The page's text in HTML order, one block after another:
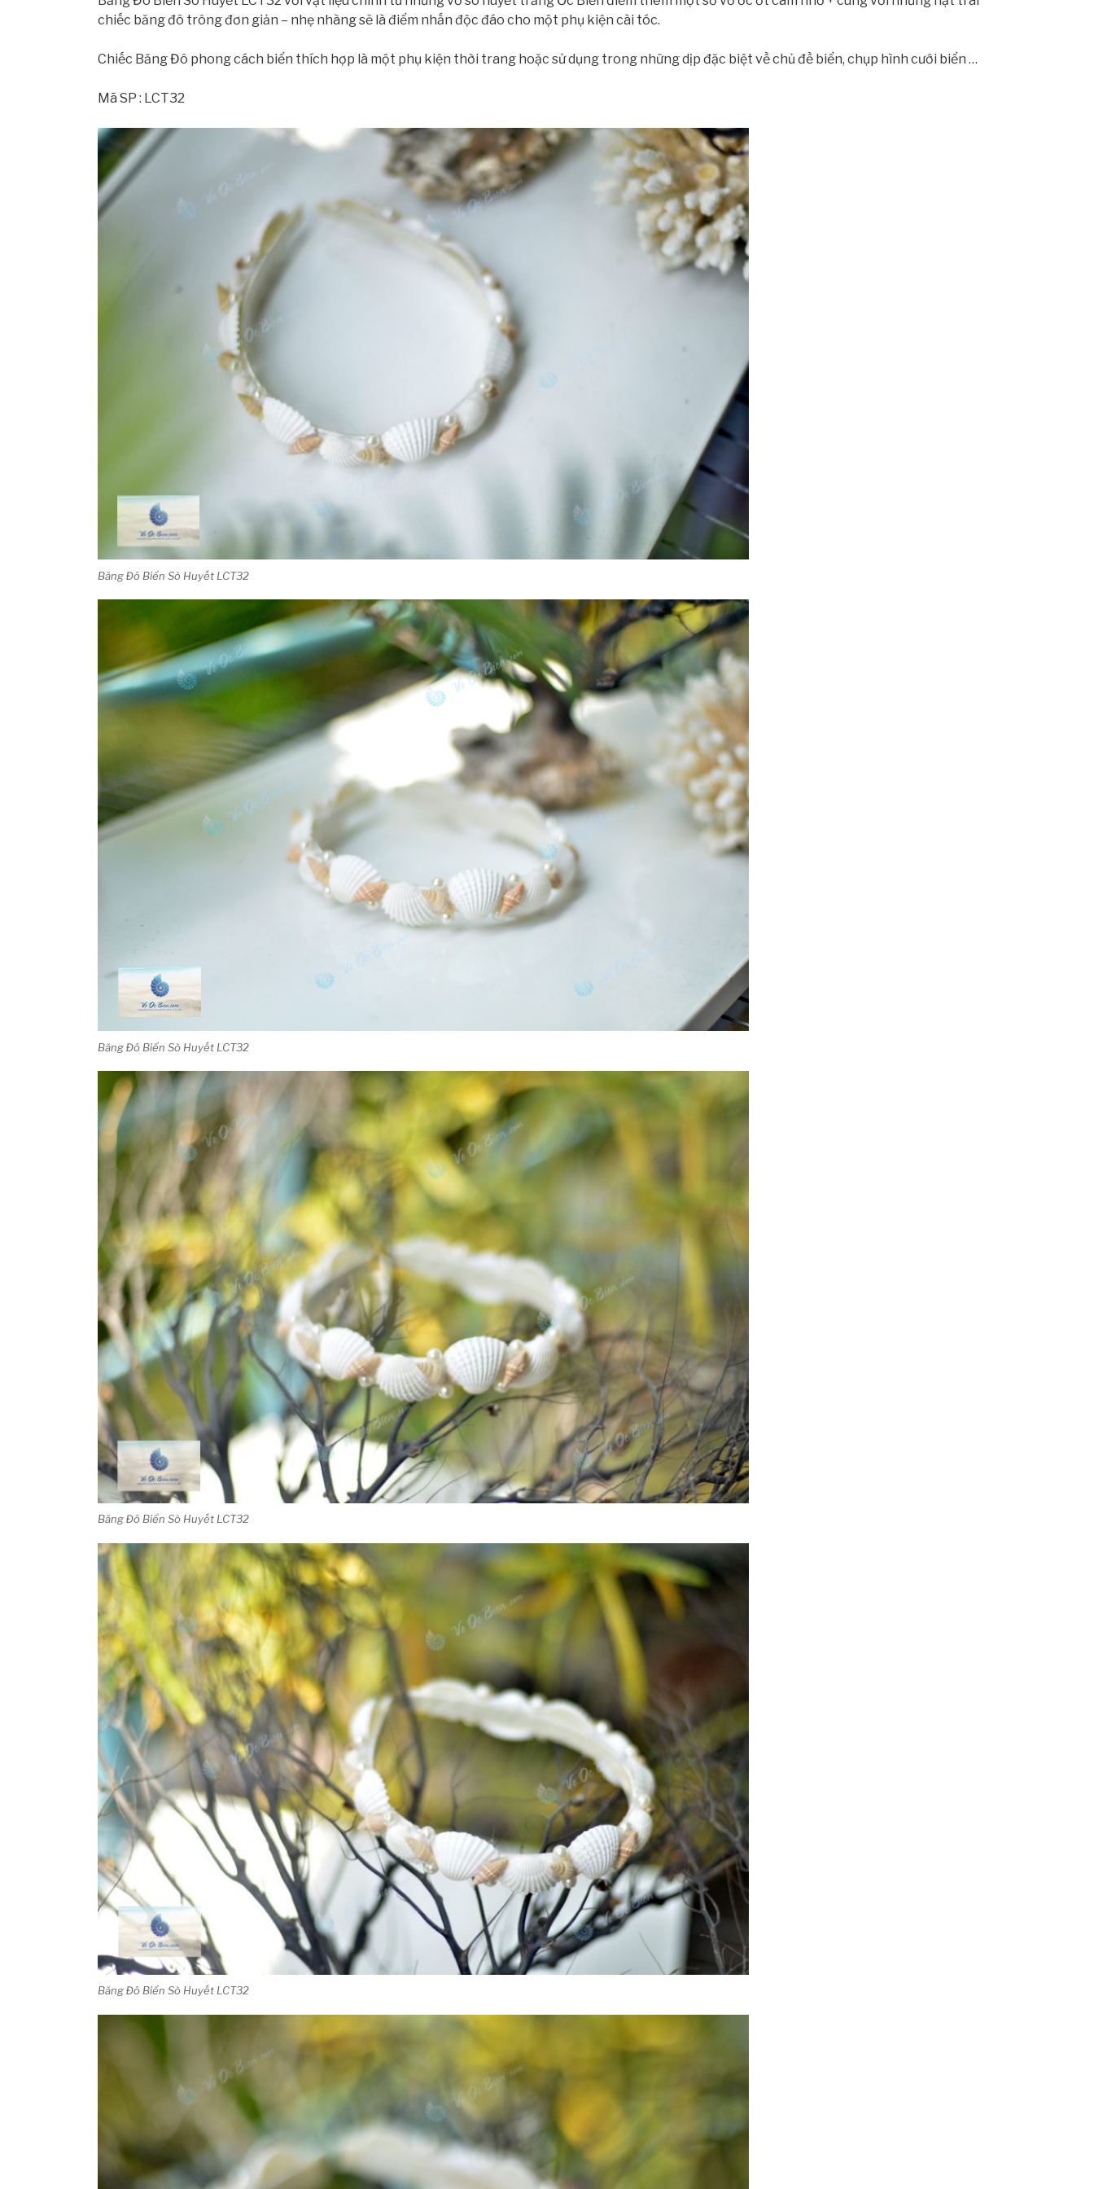
chiếc băng đô trông đơn giản – nhẹ nhàng sẽ là điểm nhấn độc đáo cho một phụ kiện cài tóc.
Chiếc Băng Đô phong cách biển thích hợp là một phụ kiện thời trang hoặc sử dụng trong những dịp đặc biệt về chủ đề biển, chụp hình cưới biển …
Mã SP : LCT32
Băng Đô Biển Sò Huyết LCT32
Băng Đô Biển Sò Huyết LCT32
Băng Đô Biển Sò Huyết LCT32
Băng Đô Biển Sò Huyết LCT32